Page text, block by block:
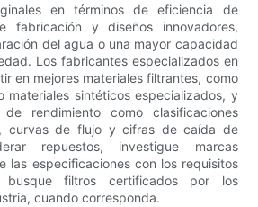
en términos de eficiencia de
fabricación y diseños innovadores,
del agua o una mayor capacidad
Los fabricantes especializados en
en mejores materiales filtrantes, como
materiales sintéticos especializados, y
rendimiento como clasificaciones
curvas de flujo y cifras de caída de
repuestos, investigue marcas
las especificaciones con los requisitos
filtros certificados por los
cuando corresponda.